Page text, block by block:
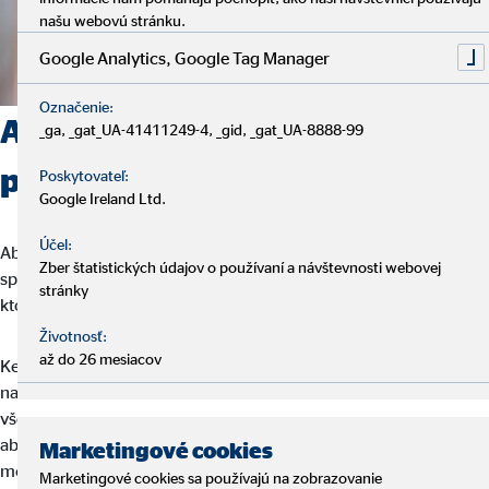
Aké možnosti postupu
ponúkame?
Aby ste u nás prerazili ako finančný sprostredkovateľ, nemusíte
spĺňať tabuľkové hodnoty. My hľadáme práve osobnosti, na
ktorých rozvoji sa dá pracovať.
Keď u nás začínate, nemusíte byť profesionál na financie. Počas
našich školení pre finančných sprostredkovateľov sa naučíte
všetko, čo budete pre svoju budúcu prácu potrebovať. Aj pre
absolventov vysokých škôl ponúkame optimálne prostredie, kde
môžu aplikovať svoje získané vedomosti v pracovnom živote.
našu webovú stránku.
Google Analytics, Google Tag Manager
Označenie:
_ga, _gat_UA-41411249-4, _gid, _gat_UA-8888-99
Poskytovateľ:
Google Ireland Ltd.
Účel:
Zber štatistických údajov o používaní a návštevnosti webovej
stránky
Životnosť:
až do 26 mesiacov
Marketingové cookies
Marketingové cookies sa používajú na zobrazovanie